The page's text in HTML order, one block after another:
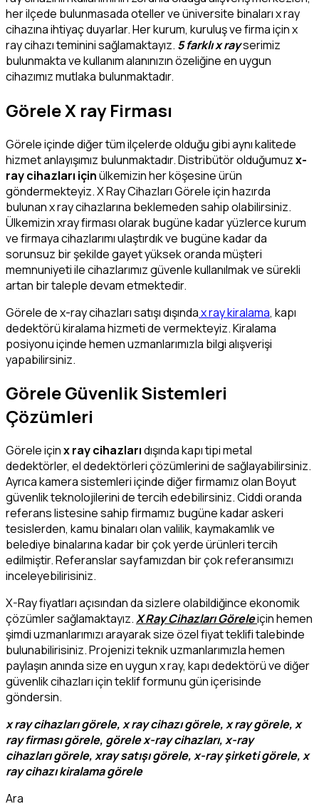
her ilçede bulunmasada oteller ve üniversite binaları x ray
cihazına ihtiyaç duyarlar. Her kurum, kuruluş ve firma için x
ray cihazı teminini sağlamaktayız. 5 farklı x rayserimiz
bulunmakta ve kullanım alanınızın özeliğine en uygun
cihazımız mutlaka bulunmaktadır.
Görele X ray Firması
Görele içinde diğer tüm ilçelerde olduğu gibi aynı kalitede
hizmet anlayışımız bulunmaktadır. Distribütör olduğumuzx-
ray cihazları içinülkemizin her köşesine ürün
göndermekteyiz. X Ray Cihazları Görele için hazırda
bulunan x ray cihazlarına beklemeden sahip olabilirsiniz.
Ülkemizin xray firması olarak bugüne kadar yüzlerce kurum
ve firmaya cihazlarımı ulaştırdık ve bugüne kadar da
sorunsuz bir şekilde gayet yüksek oranda müşteri
memnuniyeti ile cihazlarımız güvenle kullanılmak ve sürekli
artan bir taleple devam etmektedir.
Görele de x-ray cihazları satışı dışındax ray kiralama, kapı
dedektörü kiralama hizmeti de vermekteyiz. Kiralama
posiyonu içinde hemen uzmanlarımızla bilgi alışverişi
yapabilirsiniz.
Görele Güvenlik Sistemleri
Çözümleri
Görele içinx ray cihazlarıdışında kapı tipi metal
dedektörler, el dedektörleri çözümlerini de sağlayabilirsiniz.
Ayrıca kamera sistemleri içinde diğer firmamız olan Boyut
güvenlik teknolojilerini de tercih edebilirsiniz. Ciddi oranda
referans listesine sahip firmamız bugüne kadar askeri
tesislerden, kamu binaları olan valilik, kaymakamlık ve
belediye binalarına kadar bir çok yerde ürünleri tercih
edilmiştir. Referanslar sayfamızdan bir çok referansımızı
inceleyebilirisiniz.
X-Ray fiyatları açısından da sizlere olabildiğince ekonomik
çözümler sağlamaktayız.X Ray Cihazları Göreleiçin hemen
şimdi uzmanlarımızı arayarak size özel fiyat teklifi talebinde
bulunabilirisiniz. Projenizi teknik uzmanlarımızla hemen
paylaşın anında size en uygun x ray, kapı dedektörü ve diğer
güvenlik cihazları için teklif formunu gün içerisinde
göndersin.
x ray cihazları görele, x ray cihazı görele, x ray görele, x
ray firması görele, görele x-ray cihazları, x-ray
cihazları görele, xray satışı görele, x-ray şirketi görele, x
ray cihazı kiralama görele
Ara